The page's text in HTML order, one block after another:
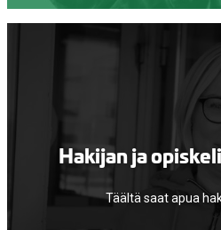
Hakijan ja
Täältä saat apua